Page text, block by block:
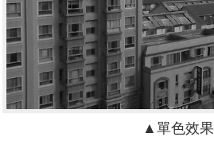
▲單色效果